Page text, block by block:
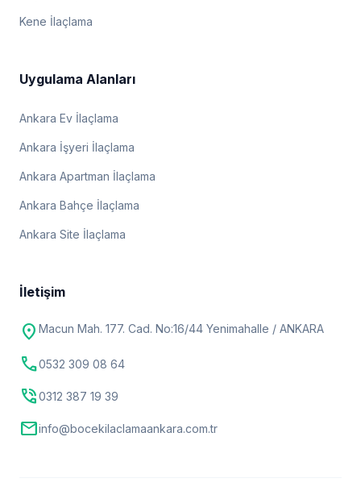
Kene İlaçlama
Uygulama Alanları
Ankara Ev İlaçlama
Ankara İşyeri İlaçlama
Ankara Apartman İlaçlama
Ankara Bahçe İlaçlama
Ankara Site İlaçlama
İletişim
location_on Macun Mah. 177. Cad. No:16/44 Yenimahalle / ANKARA
call0532 309 08 64
phone_in_talk0312 387 19 39
mailinfo@bocekilaclamaankara.com.tr